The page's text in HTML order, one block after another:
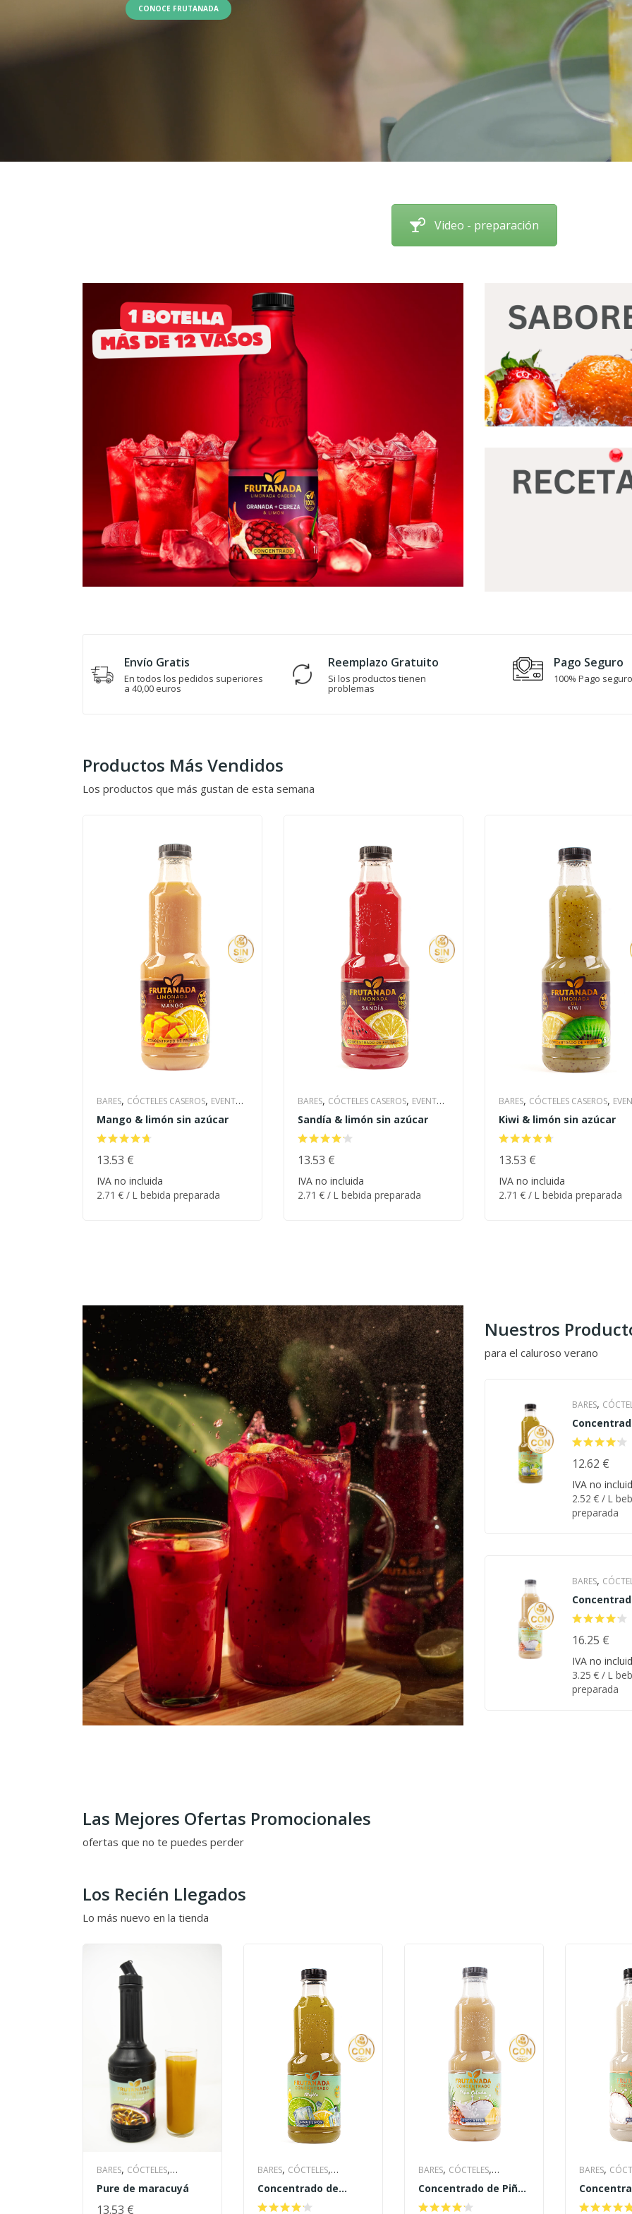
CONOCE FRUTANADA
Video - preparación
Envío Gratis
En todos los pedidos superiores
a 40,00 euros
Reemplazo Gratuito
Si los productos tienen
problemas
Pago Seguro
100% Pago seguro
Productos Más Vendidos
Los productos que más gustan de esta semana
BARES, CÓCTELES CASEROS, EVENTOS
& BODAS ,HOTELES Y CATERING,
LIMONADA CASERA
RESTAURANTES
Mango & limón sin azúcar
13.53 €
IVA no incluida
2.71€ / L bebida preparada
2.71€/ L bebida preparada
ORDENAR
BARES, CÓCTELES CASEROS, EVENTOS
& BODAS ,HOTELES Y CATERING,
LIMONADA CASERA
RESTAURANTES
Sandía & limón sin azúcar
13.53 €
IVA no incluida
2.71€ / L bebida preparada
2.71€/ L bebida preparada
ORDENAR
BARES, CÓCTELES CASEROS,
& BODAS ,HOTELES Y CATERING
LIMONADA CASERA
RESTAURANTES
Kiwi & limón sin azúcar
13.53 €
IVA no incluida
2.71€ / L bebida preparada
2.71€/ L bebida preparada
ORDENAR
Nuestros
para el caluroso verano
BARES,
CÓCTELES
CASEROS,CON
AZÚCAR,
& BODAS,
Y CATERING,
LA PLAYA,
de Mojito
azúcar
12.62 €
IVA no
2.52€/ L
preparada
BARES,
CÓCTELES
CASEROS,CON
AZÚCAR,
& BODAS,
Y CATERING,
LIMONADA
de Piña
con azúcar
16.25 €
IVA no
3.25€/ L
preparada
Las Mejores Ofertas Promocionales
ofertas que no te puedes perder
Los Recién Llegados
Lo más nuevo en la tienda
BARES, CÓCTELES,
CÓCTELES CASEROS,
EVENTOS & BODAS
Pure de maracuyá
13.53 €
BARES, CÓCTELES,
CÓCTELES CASEROS,CON
AZÚCAR,EVENTOS &
Concentrado de
Mojito con azúcar
BARES, CÓCTELES,
CÓCTELES CASEROS, CON
AZÚCAR,EVENTOS &
Concentrado de Piña
colada con azúcar
BARES,
CÓCTELES
AZÚCAR,
con azúcar